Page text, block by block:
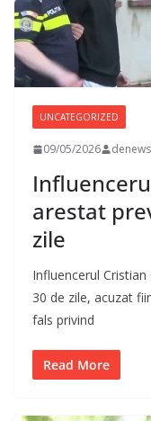
UNCATEGORIZED
09/05/2026 denews
arestat
zile
Influencerul
30 de zile, acuzat
fals privind
Read More